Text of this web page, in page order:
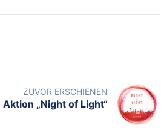
ZUVOR ERSCHIENEN
Aktion „Night of Light“